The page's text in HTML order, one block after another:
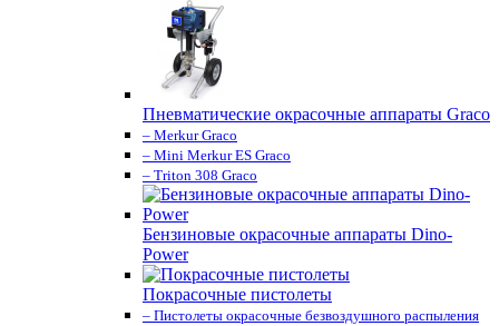
Пневматические окрасочные аппараты Graco
– Merkur Graco
– Mini Merkur ES Graco
– Triton 308 Graco
Бензиновые окрасочные аппараты Dino-
Power
Покрасочные пистолеты
– Пистолеты окрасочные безвоздушного распыления